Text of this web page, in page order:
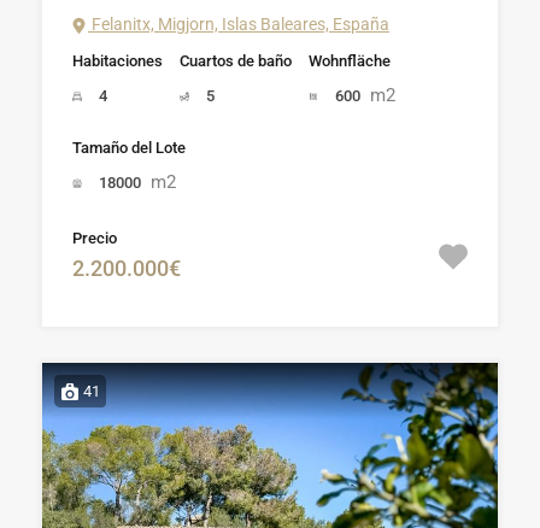
Felanitx, Migjorn, Islas Baleares, España
Habitaciones
4
Cuartos de baño
5
Wohnfläche
600 m2
Tamaño del Lote
18000 m2
Precio
2.200.000€
41